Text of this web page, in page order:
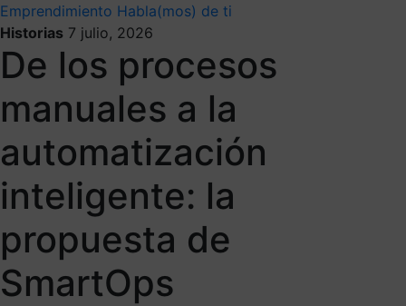
Emprendimiento Habla(mos) de ti
Historias 7 julio, 2026
De los procesos
manuales a la
automatización
inteligente: la
propuesta de
SmartOps